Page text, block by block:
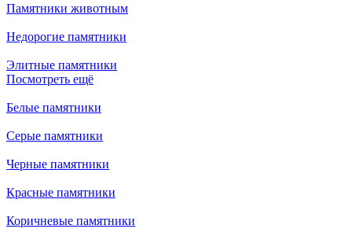
Памятники животным
Недорогие памятники
Элитные памятники
Посмотреть ещё
Белые памятники
Серые памятники
Черные памятники
Красные памятники
Коричневые памятники